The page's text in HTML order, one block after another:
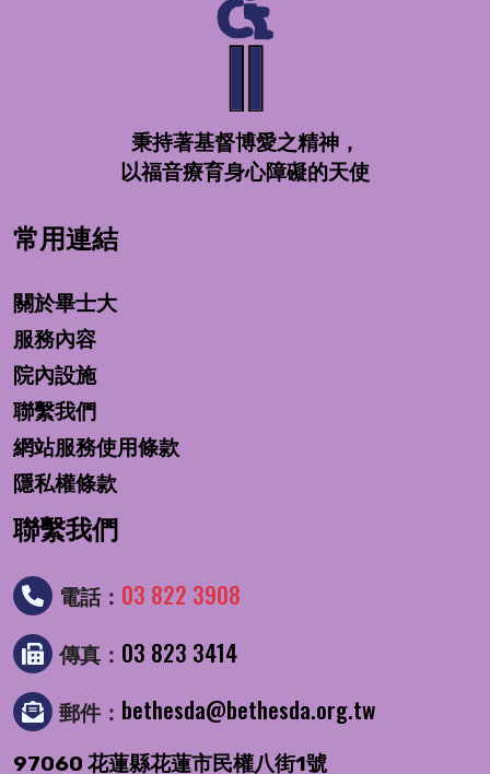
秉持著基督博愛之精神，
以福音療育身心障礙的天使
常用連結
關於畢士大
服務內容
院內設施
聯繫我們
網站服務使用條款
隱私權條款
聯繫我們
電話： 03 822 3908
傳真： 03 823 3414
郵件： bethesda@bethesda.org.tw
97060 花蓮縣花蓮市民權八街1號